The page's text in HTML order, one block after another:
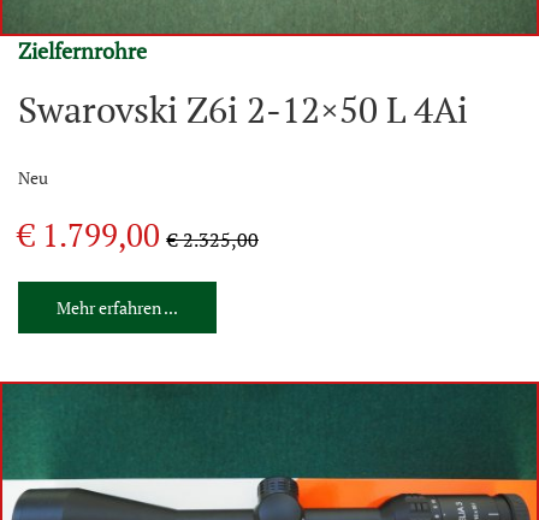
Zielfernrohre
Swarovski Z6i 2-12×50 L 4Ai
Neu
€ 1.799,00€ 2.325,00
Mehr erfahren ...